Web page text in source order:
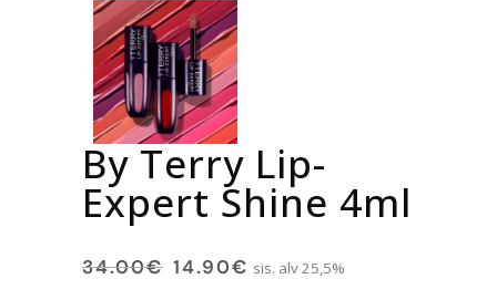
By Terry Lip-
Expert Shine 4ml
34.00€ 14.90€ sis. alv 25,5%